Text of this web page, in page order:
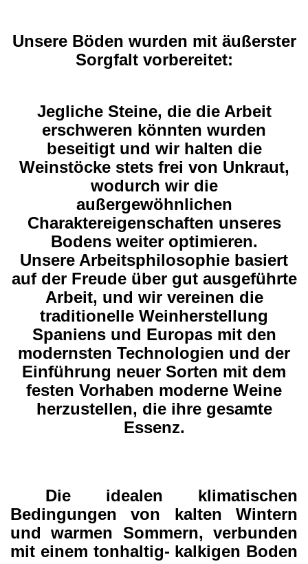
Unsere Böden wurden mit äußerster
Sorgfalt vorbereitet:
Jegliche Steine, die die Arbeit
erschweren könnten wurden
beseitigt und wir halten die
Weinstöcke stets frei von Unkraut,
wodurch wir die
außergewöhnlichen
Charaktereigenschaften unseres
Bodens weiter optimieren.
Unsere Arbeitsphilosophie basiert
auf der Freude über gut ausgeführte
Arbeit, und wir vereinen die
traditionelle Weinherstellung
Spaniens und Europas mit den
modernsten Technologien und der
Einführung neuer Sorten mit dem
festen Vorhaben moderne Weine
herzustellen, die ihre gesamte
Essenz.
Die idealen klimatischen
Bedingungen von kalten Wintern
und warmen Sommern, verbunden
mit einem tonhaltig- kalkigen Boden